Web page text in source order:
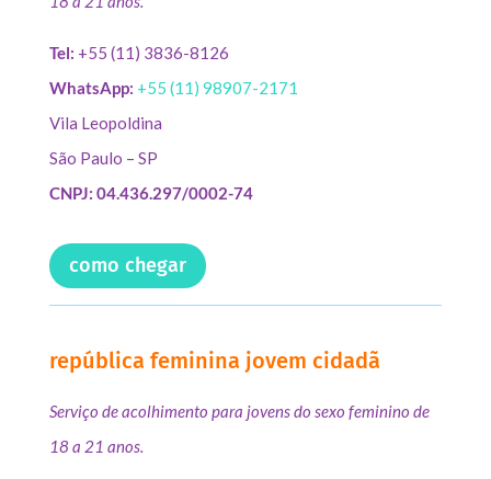
Tel: +55 (11) 3836-8126
WhatsApp: +55 (11) 98907-2171
Vila Leopoldina
São Paulo – SP
CNPJ: 04.436.297/0002-74
como chegar
república feminina jovem cidadã
Serviço de acolhimento para jovens do sexo feminino de
18 a 21 anos.